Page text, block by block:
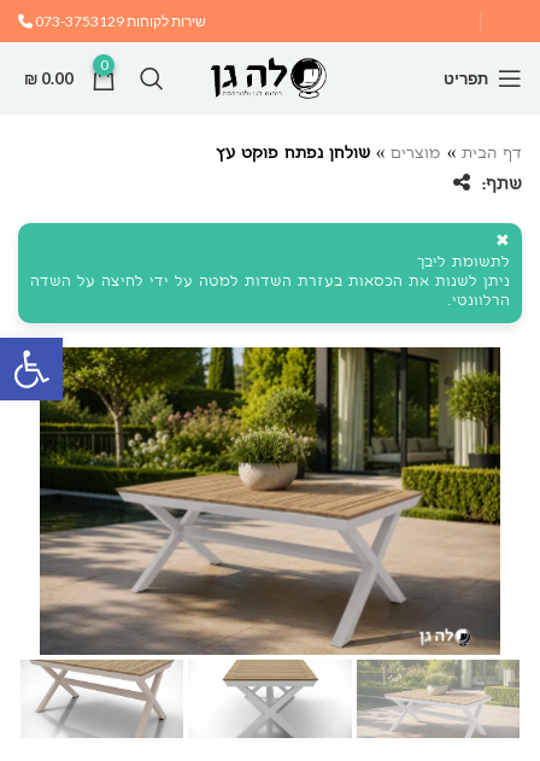
שירות לקוחות073-3753129
תפריט
0
₪ 0.00
דף הבית » מוצרים » שולחן נפתח פוקט עץ
שתף:
✖
לתשומת ליבך
ניתן לשנות את הכסאות בעזרת השדות למטה על ידי לחיצה על השדה
הרלוונטי.